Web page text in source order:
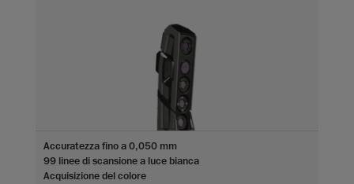
Accuratezza fino a 0,050 mm
99 linee di scansione a luce bianca
Acquisizione del colore